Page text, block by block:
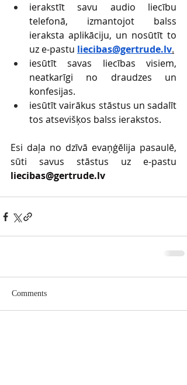
ierakstīt savu audio liecību
telefonā, izmantojot balss
ieraksta aplikāciju, un nosūtīt to
uz e-pastu liecibas@gertrude.lv.
iesūtīt savas liecības visiem,
neatkarīgi no draudzes un
konfesijas.
iesūtīt vairākus stāstus un sadalīt
tos atsevišķos balss ierakstos.
Esi daļa no dzīvā evaņģēlija pasaulē,
liecibas@gertrude.lv
Comments